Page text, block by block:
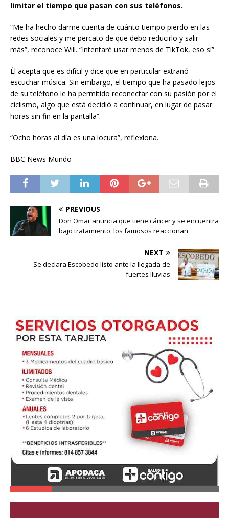
limitar el tiempo que pasan con sus teléfonos.
“Me ha hecho darme cuenta de cuánto tiempo pierdo en las
redes sociales y me percato de que debo reducirlo y salir
más”, reconoce Will. “Intentaré usar menos de TikTok, eso sí”.
Él acepta que es difícil y dice que en particular extrañó
escuchar música. Sin embargo, el tiempo que ha pasado lejos
de su teléfono le ha permitido reconectar con su pasión por el
ciclismo, algo que está decidió a continuar, en lugar de pasar
horas sin fin en la pantalla”.
“Ocho horas al día es una locura”, reflexiona.
BBC News Mundo
PREVIOUS
Don Omar anuncia que tiene cáncer y se encuentra
bajo tratamiento: los famosos reaccionan
NEXT
Se declara Escobedo listo ante la llegada de
fuertes lluvias